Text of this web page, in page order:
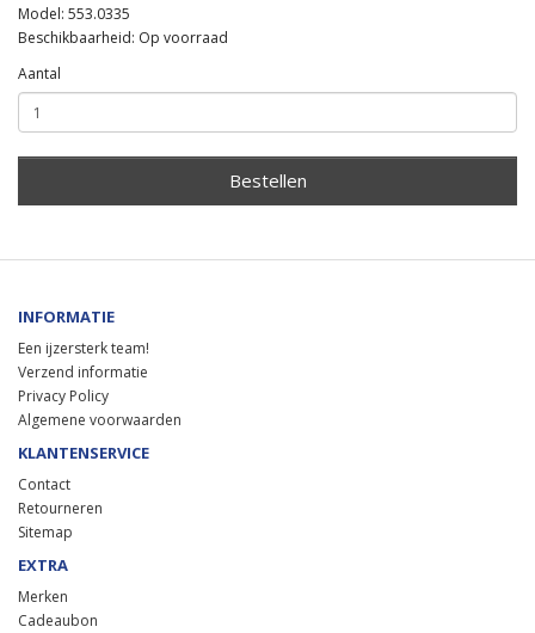
Model: 553.0335
Beschikbaarheid: Op voorraad
Aantal
Bestellen
INFORMATIE
Een ijzersterk team!
Verzend informatie
Privacy Policy
Algemene voorwaarden
KLANTENSERVICE
Contact
Retourneren
Sitemap
EXTRA
Merken
Cadeaubon